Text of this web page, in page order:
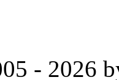
- 2026